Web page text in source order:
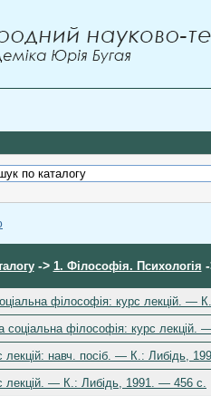
-> 1. Філософія. Психологія
філософія: курс лекцій. —
філософія: курс
лекцій: навч. посіб. — К.: Либідь,
лекцій. — К.: Либідь, 1991. — 456 с.